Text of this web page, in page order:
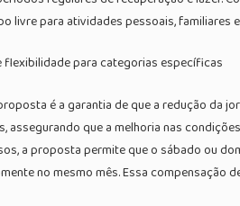
livre para atividades pessoais, familiares
flexibilidade para categorias específicas
é a garantia de que a redução da
assegurando que a melhoria nas
a proposta permite que o sábado ou
no mesmo mês. Essa